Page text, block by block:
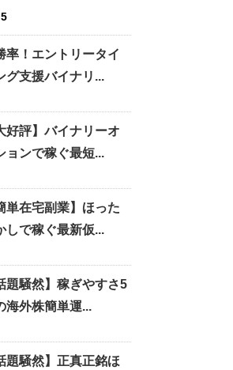
率！エントリータイ
グ支援バイナリ...
好評】バイナリーオ
ョンで稼ぐ最短...
単在宅副業】ほった
しで稼ぐ最新仮...
題騒然】稼ぎやすさ5
海外株簡単運...
題騒然】正真正銘ほ